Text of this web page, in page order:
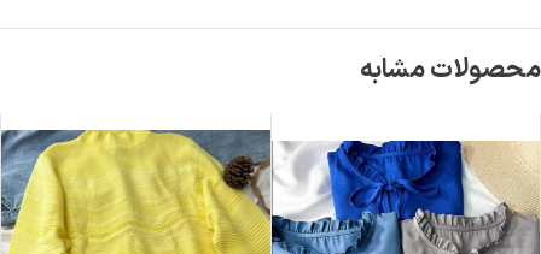
محصولات مشابه